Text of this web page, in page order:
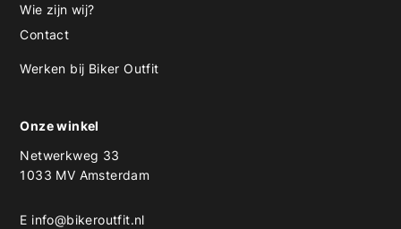
Wie zijn wij?
Contact
Werken bij Biker Outfit
Onze winkel
Netwerkweg 33
1033 MV Amsterdam
E info@bikeroutfit.nl